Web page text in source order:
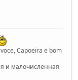
Capoeira e bom
и малочисленная